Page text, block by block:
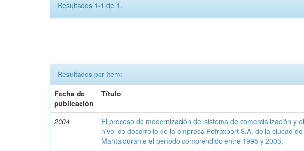
Resultados 1-1 de 1.
Resultados por ítem:
Fecha de
publicación
Título
2004
El proceso de modernización del sistema de comercialización y el
nivel de desarrollo de la empresa Pefrexport S.A. de la ciudad de
Manta durante el período comprendido entre 1995 y 2003.